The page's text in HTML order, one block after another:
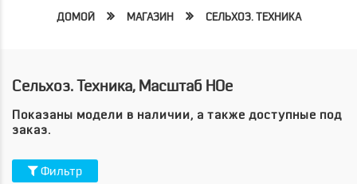
ДОМОЙ МАГАЗИН СЕЛЬХОЗ. ТЕХНИКА
Сельхоз. Техника, Масштаб HOe
Показаны модели в наличии, а также доступные под
заказ.
Фильтр